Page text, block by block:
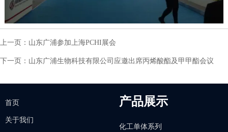
上一页： 山东广浦参加上海PCHI展会
下一页： 山东广浦生物科技有限公司应邀出席丙烯酸酯及甲甲酯会议
首页
关于我们
产品展示
化工单体系列